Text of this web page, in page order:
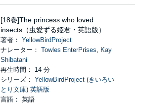
[18巻]The princess who loved
insects（虫愛ずる姫君・英語版）
著者： YellowBirdProject
ナレーター： Towles EnterPrises, Kay
Shibatani
再生時間： 14 分
シリーズ： YellowBirdProject (きいろい
とり文庫) 英語版
言語： 英語